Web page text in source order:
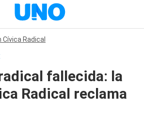
Cívica Radical
fallecida: la
Radical reclama